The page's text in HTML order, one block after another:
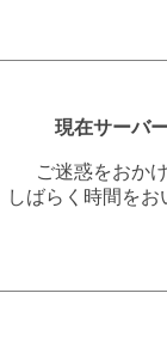
現在サーバ
ご迷惑をおか
しばらく時間を